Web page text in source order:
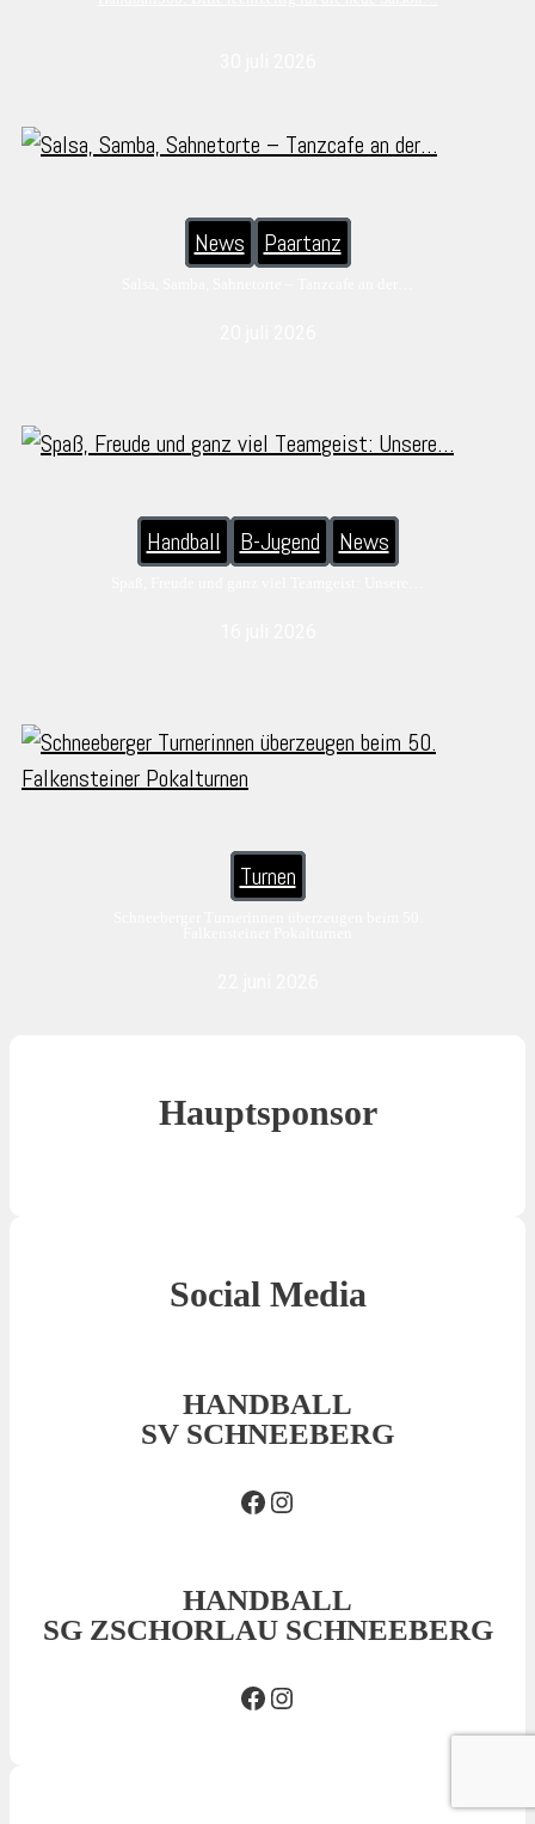
News Paartanz
Handball B-Jugend News
Turnen
Hauptsponsor
Social Media
HANDBALL
SV SCHNEEBERG
Facebook SVSInsta SVS
HANDBALL
SG ZSCHORLAU SCHNEEBERG
Facebook SGInsta SG